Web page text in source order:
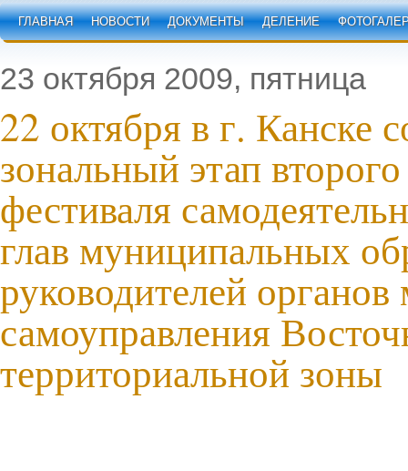
ГЛАВНАЯ НОВОСТИ ДОКУМЕНТЫ ДЕЛЕНИЕ
23 октября 2009, пятница
22 октября в г. Канске
зональный этап
фестиваля
глав муниципальных
руководителей органов
самоуправления
территориальной зоны